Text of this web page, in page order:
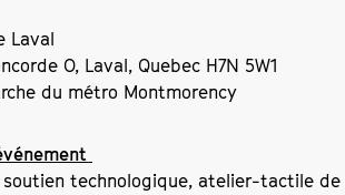
Laval
O, Laval, Quebec H7N 5W1
du métro Montmorency
technologique, atelier-tactile de